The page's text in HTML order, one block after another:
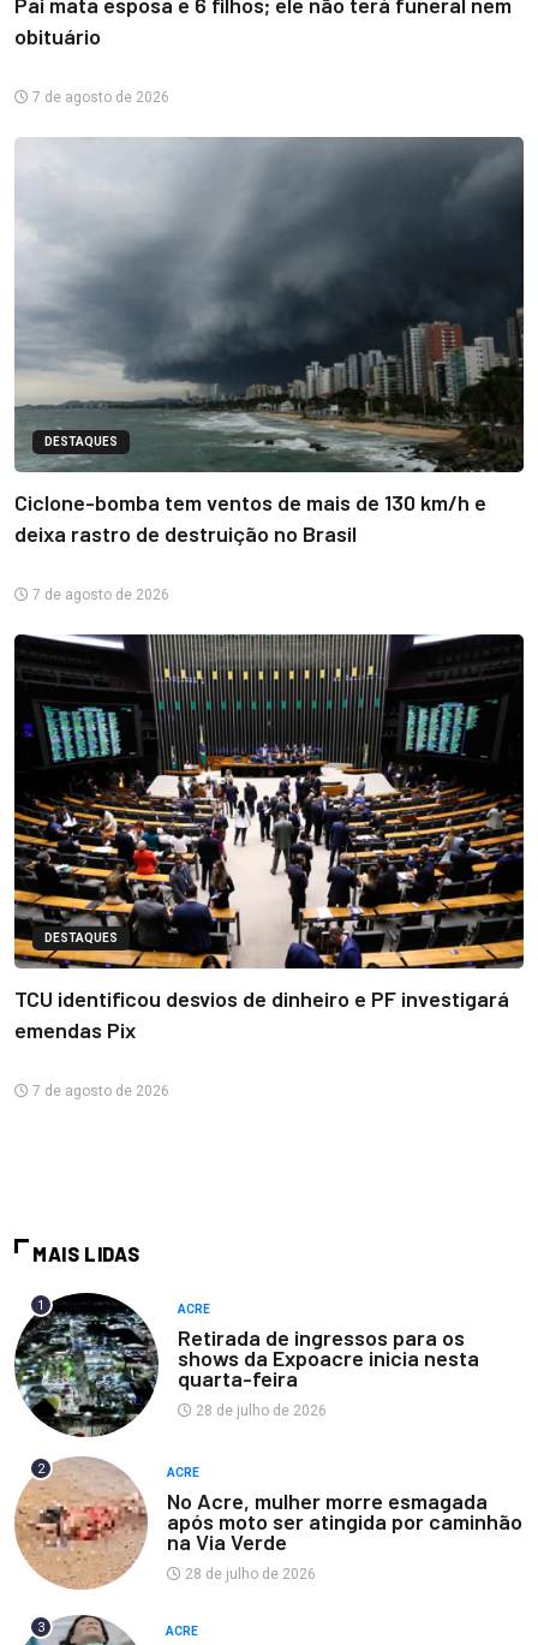
obituário
7 de agosto de 2026
DESTAQUES
Ciclone-bomba tem ventos de mais de 130 km/h e
deixa rastro de destruição no Brasil
7 de agosto de 2026
DESTAQUES
TCU identificou desvios de dinheiro e PF investigará
emendas Pix
7 de agosto de 2026
MAIS LIDAS
1 ACRE
Retirada de ingressos para os
shows da Expoacre inicia nesta
quarta-feira
28 de julho de 2026
2 ACRE
No Acre, mulher morre esmagada
após moto ser atingida por caminhão
na Via Verde
28 de julho de 2026
3 ACRE